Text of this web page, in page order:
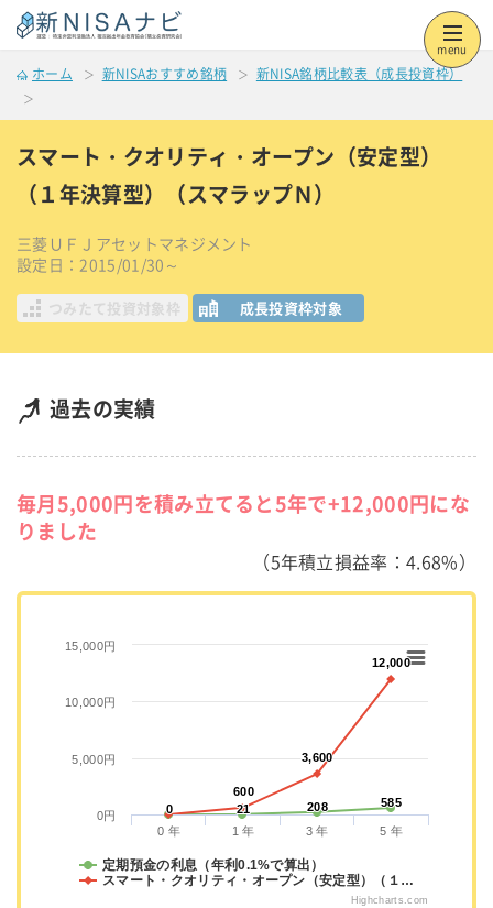
menu
ホーム 新NISAおすすめ銘柄 新NISA銘柄比較表（成長投資枠）
スマート・クオリティ・オープン（安定型）
（１年決算型）（スマラップＮ）
三菱ＵＦＪアセットマネジメント
設定日：2015/01/30～
つみたて投資対象枠 成長投資枠対象
過去の実績
毎月5,000円を積み立てると5年で+12,000円にな
りました
（5年積立損益率：4.68%）
0
0 21
21 208
208 585
585
600
600
3,600
3,600
12,000
12,000
定期預金の利息（年利0.1%で算出）
スマート・クオリティ・オープン（安定型）（１…
0 年 1 年 3 年 5 年
0円
5,000円
10,000円
15,000円
Highcharts.com